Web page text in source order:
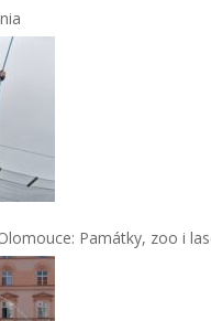
Památky, zoo i